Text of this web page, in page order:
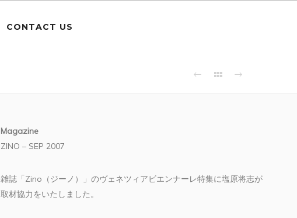
CONTACT US
Magazine
ZINO – SEP 2007
雑誌「Zino（ジーノ）」のヴェネツィアビエンナーレ特集に塩原将志が
取材協力をいたしました。